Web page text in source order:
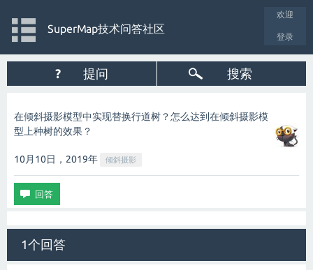
欢迎
登录
SuperMap技术问答社区
? 提问 搜索
在倾斜摄影模型中实现替换行道树？怎么达到在倾斜摄影模
型上种树的效果？
10月10日，2019年 倾斜摄影
1个回答